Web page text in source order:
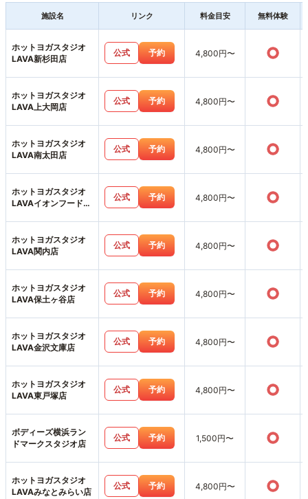
施設名 リンク 料金目安 無料体験
ホットヨガスタジオ
LAVA新杉田店
公式 予約 4,800円〜 ○
ホットヨガスタジオ
LAVA上大岡店
公式 予約 4,800円〜 ○
ホットヨガスタジオ
LAVA南太田店
公式 予約 4,800円〜 ○
ホットヨガスタジオ
LAVAイオンフードス
公式 予約 4,800円〜 ○
ホットヨガスタジオ
LAVA関内店
公式 予約 4,800円〜 ○
ホットヨガスタジオ
LAVA保土ヶ谷店
公式 予約 4,800円〜 ○
ホットヨガスタジオ
LAVA金沢文庫店
公式 予約 4,800円〜 ○
ホットヨガスタジオ
LAVA東戸塚店
公式 予約 4,800円〜 ○
ボディーズ横浜ラン
ドマークスタジオ店
公式 予約 1,500円〜 ○
ホットヨガスタジオ
LAVAみなとみらい店
公式 予約 4,800円〜 ○